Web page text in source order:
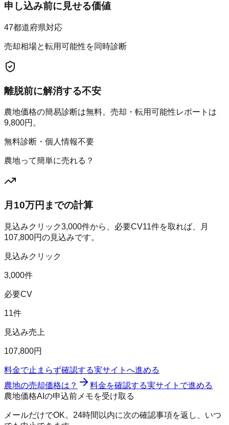
申し込み前に見せる価値
47都道府県対応
売却相場と転用可能性を同時診断
離脱前に解消する不安
農地価格の簡易診断は無料。売却・転用可能性レポートは
9,800円。
無料診断・個人情報不要
農地って簡単に売れる？
月10万円までの計算
見込みクリック3,000件から、必要CV11件を取れば、月
107,800円の見込みです。
見込みクリック
3,000件
必要CV
11件
見込み売上
107,800円
料金で止まらず確認する実サイトへ進める
農地の売却価格は？
料金を確認する実サイトで進める
農地価格AIの申込前メモを受け取る
メールだけでOK。24時間以内に次の確認事項を返し、いつ